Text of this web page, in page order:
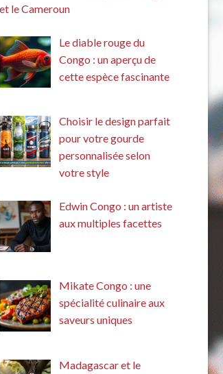
et le Cameroun
Le diable rouge du
Congo : un aperçu de
cette espèce fascinante
Choisir le design parfait
pour votre gourde
personnalisée selon
votre style
Edwin Congo : un artiste
aux multiples facettes
Mikate Congo : une
spécialité culinaire aux
saveurs uniques
Madagascar et le